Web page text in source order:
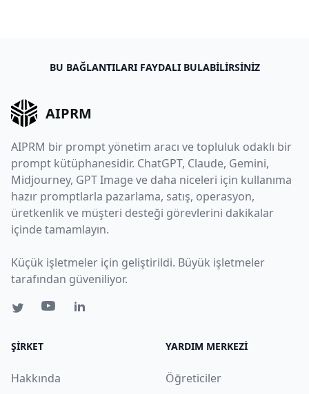
BU BAĞLANTILARI FAYDALI BULABILIRSINIZ
AIPRM
AIPRM bir prompt yönetim aracı ve topluluk odaklı bir
prompt kütüphanesidir. ChatGPT, Claude, Gemini,
Midjourney, GPT Image ve daha niceleri için kullanıma
hazır promptlarla pazarlama, satış, operasyon,
üretkenlik ve müşteri desteği görevlerini dakikalar
içinde tamamlayın.
Küçük işletmeler için geliştirildi. Büyük işletmeler
tarafından güveniliyor.
ŞIRKET
Hakkında
YARDIM MERKEZI
Öğreticiler